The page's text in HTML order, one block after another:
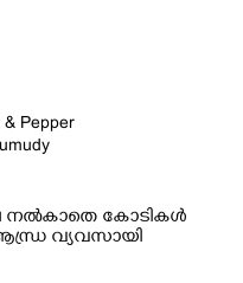
നൽകാതെ കോടികൾ
ആന്ധ്ര വ്യവസായി
link